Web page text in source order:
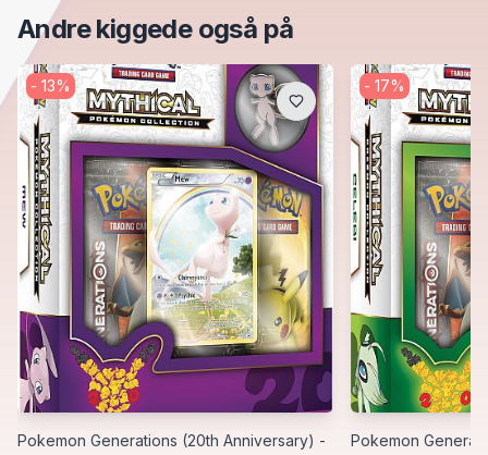
Andre kiggede også på
- 13%
Pokemon Generations (20th Anniversary) -
- 17%
Pokemon